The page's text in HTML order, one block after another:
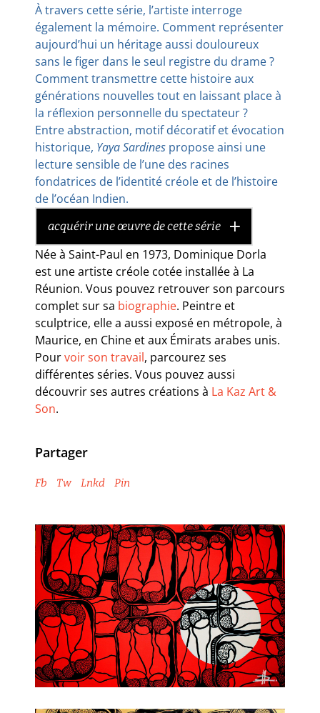
À travers cette série, l’artiste interroge
également la mémoire. Comment représenter
aujourd’hui un héritage aussi douloureux
sans le figer dans le seul registre du drame ?
Comment transmettre cette histoire aux
générations nouvelles tout en laissant place à
la réflexion personnelle du spectateur ?
Entre abstraction, motif décoratif et évocation
historique, Yaya Sardines propose ainsi une
lecture sensible de l’une des racines
fondatrices de l’identité créole et de l’histoire
de l’océan Indien.
acquérir une œuvre de cette série
Née à Saint-Paul en 1973, Dominique Dorla
est une artiste créole cotée installée à La
Réunion. Vous pouvez retrouver son parcours
complet sur sa biographie. Peintre et
sculptrice, elle a aussi exposé en métropole, à
Maurice, en Chine et aux Émirats arabes unis.
Pourvoir son travail, parcourez ses
différentes séries. Vous pouvez aussi
découvrir ses autres créations à La Kaz Art &
Son.
Partager
Fb Tw Lnkd Pin